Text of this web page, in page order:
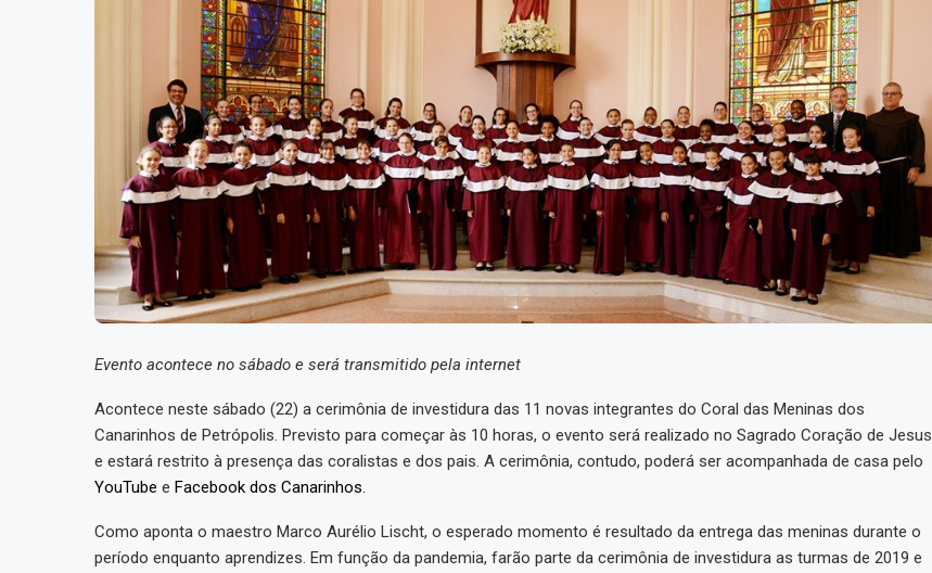
Evento acontece no sábado e será transmitido pela internet
Acontece neste sábado (22) a cerimônia de investidura das 11 novas integrantes do Coral das Meninas dos
Canarinhos de Petrópolis. Previsto para começar às 10 horas, o evento será realizado no Sagrado Coração de Jesus
e estará restrito à presença das coralistas e dos pais. A cerimônia, contudo, poderá ser acompanhada de casa pelo
YouTube e Facebook dos Canarinhos.
Como aponta o maestro Marco Aurélio Lischt, o esperado momento é resultado da entrega das meninas durante o
período enquanto aprendizes. Em função da pandemia, farão parte da cerimônia de investidura as turmas de 2019 e